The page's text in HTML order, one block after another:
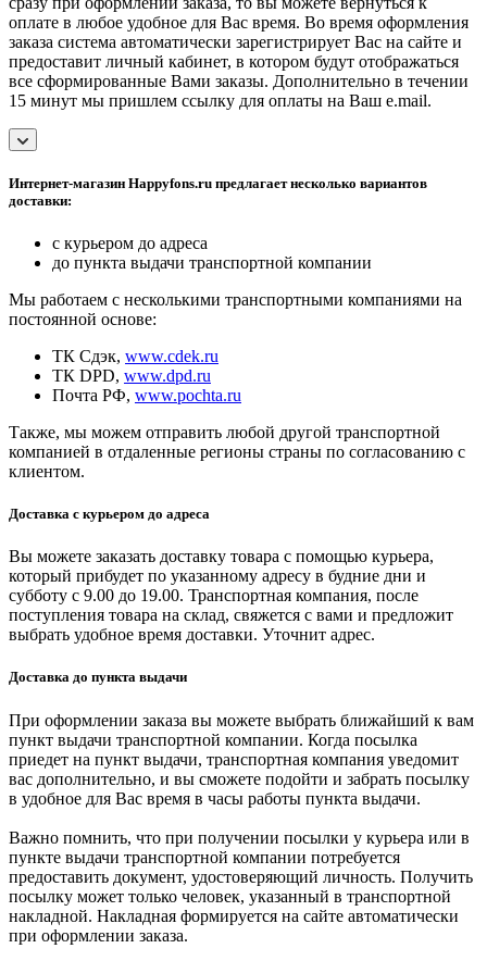
оплате в любое удобное для Вас время. Во время оформления
заказа система автоматически зарегистрирует Вас на сайте и
предоставит личный кабинет, в котором будут отображаться
все сформированные Вами заказы. Дополнительно в течении
15 минут мы пришлем ссылку для оплаты на Ваш e.mail.
Интернет-магазин Happyfons.ru предлагает несколько вариантов
доставки:
с курьером до адреса
до пункта выдачи транспортной компании
Мы работаем с несколькими транспортными компаниями на
постоянной основе:
ТК Сдэк, www.cdek.ru
ТК DPD, www.dpd.ru
Почта РФ, www.pochta.ru
Также, мы можем отправить любой другой транспортной
компанией в отдаленные регионы страны по согласованию с
клиентом.
Доставка с курьером до адреса
Вы можете заказать доставку товара с помощью курьера,
который прибудет по указанному адресу в будние дни и
субботу с 9.00 до 19.00. Транспортная компания, после
поступления товара на склад, свяжется с вами и предложит
выбрать удобное время доставки. Уточнит адрес.
Доставка до пункта выдачи
При оформлении заказа вы можете выбрать ближайший к вам
пункт выдачи транспортной компании. Когда посылка
приедет на пункт выдачи, транспортная компания уведомит
вас дополнительно, и вы сможете подойти и забрать посылку
в удобное для Вас время в часы работы пункта выдачи.
Важно помнить, что при получении посылки у курьера или в
пункте выдачи транспортной компании потребуется
предоставить документ, удостоверяющий личность. Получить
посылку может только человек, указанный в транспортной
накладной. Накладная формируется на сайте автоматически
при оформлении заказа.